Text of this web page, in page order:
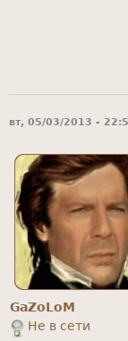
вт, 05/03/2013 -
GaZoLoM
Не в сети